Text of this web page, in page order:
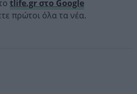
tlife.gr στο Google
πρώτοι όλα τα νέα.